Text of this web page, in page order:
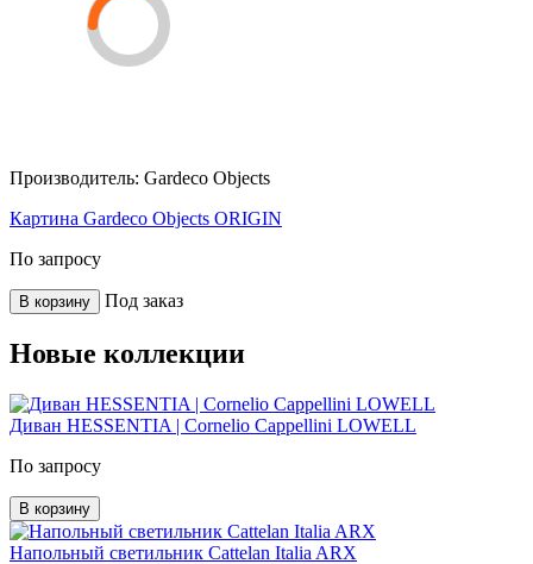
Производитель: Gardeco Objects
Картина Gardeco Objects ORIGIN
По запросу
В корзину Под заказ
Новые коллекции
Диван HESSENTIA | Cornelio Cappellini LOWELL
По запросу
В корзину
Напольный светильник Cattelan Italia ARX